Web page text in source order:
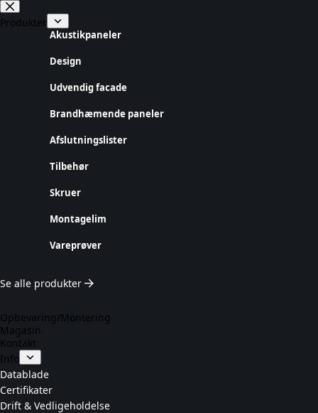
Fortsæt
til
indhold
Produkter
Akustikpaneler
Design
Udvendig facade
Brandhæmende paneler
Afslutningslister
Tilbehør
Skruer
Montagelim
Vareprøver
Se alle produkter
Opbevaring/Montering
Magasin
Kontakt
Info
Datablade
Certifikater
Drift & Vedligeholdelse